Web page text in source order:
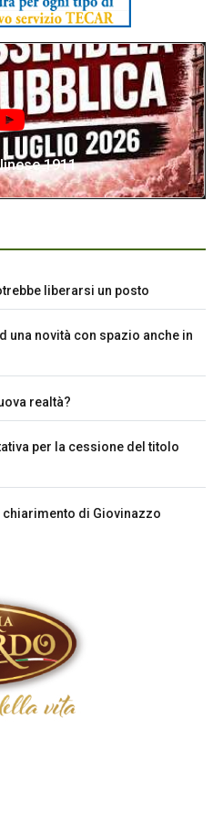
1911
liberarsi un posto
una novità con spazio anche in
realtà?
per la cessione del titolo
di Giovinazzo